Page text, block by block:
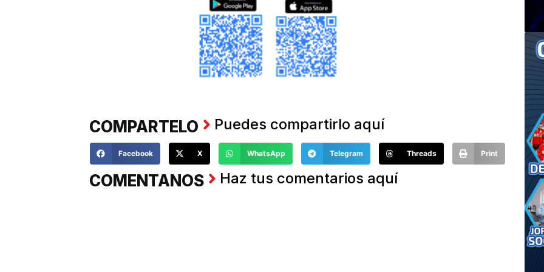
COMPARTELO Puedes compartirlo aquí
Facebook X WhatsApp Telegram Threads Print
COMENTANOS Haz tus comentarios aquí